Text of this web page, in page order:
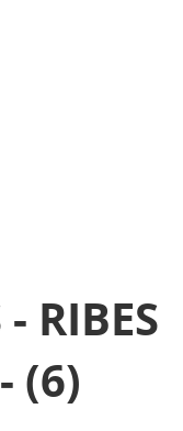
RIBES
(6)